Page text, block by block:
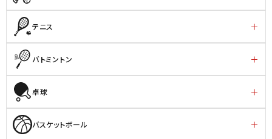
テニス
バトミントン
卓球
バスケットボール